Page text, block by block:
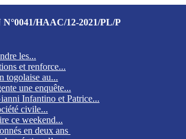
HAAC/12-2021/PL/P
les...
et renforce...
togolaise au...
une enquête...
Infantino et Patrice...
civile...
ce weekend...
en deux ans